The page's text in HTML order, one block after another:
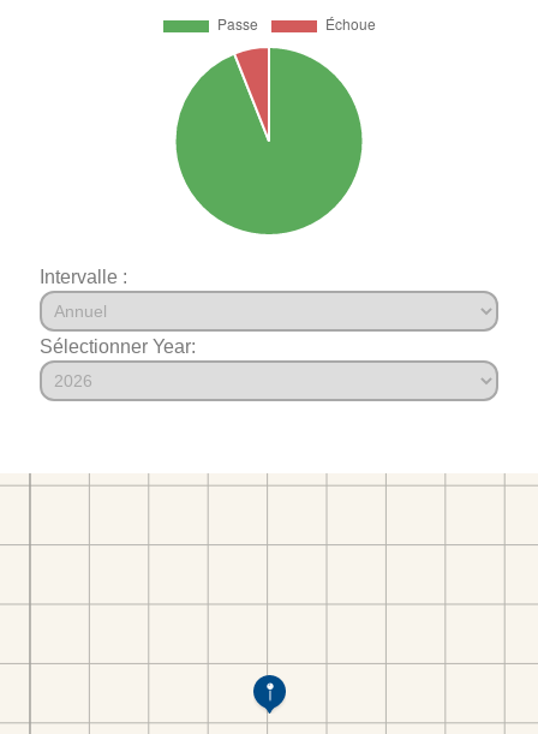
Intervalle :
Sélectionner Year: